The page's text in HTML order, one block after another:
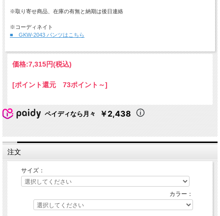
※取り寄せ商品、在庫の有無と納期は後日連絡
※コーディネイト
■ GKW-2043 パンツはこちら
価格:7,315円(税込)
[ポイント還元 73ポイント～]
ペイディなら月々 ￥2,438
注文
サイズ：
カラー：